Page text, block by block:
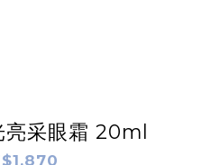
亮采眼霜 20ml